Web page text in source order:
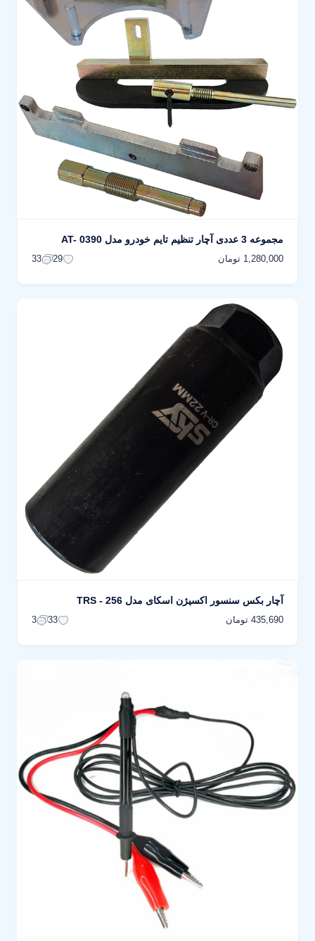
مجموعه 3 عددی آچار تنظیم تایم خودرو مدل AT- 0390
1,280,000 تومان 29
33
آچار بکس سنسور اکسیژن اسکای مدل TRS - 256
435,690 تومان 33
3